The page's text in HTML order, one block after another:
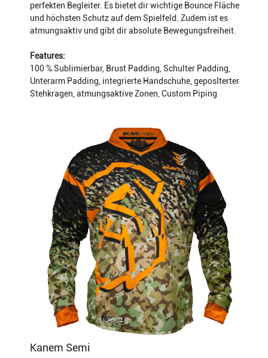
perfekten Begleiter. Es bietet dir wichtige Bounce Fläche
und höchsten Schutz auf dem Spielfeld. Zudem ist es
atmungsaktiv und gibt dir absolute Bewegungsfreiheit.
Features:
100 % Sublimierbar, Brust Padding, Schulter Padding,
Unterarm Padding, integrierte Handschuhe, geposlterter
Stehkragen, atmungsaktive Zonen, Custom Piping
Kanem Semi